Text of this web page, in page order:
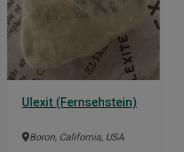
Ulexit (Fernsehstein)
Boron, California, USA